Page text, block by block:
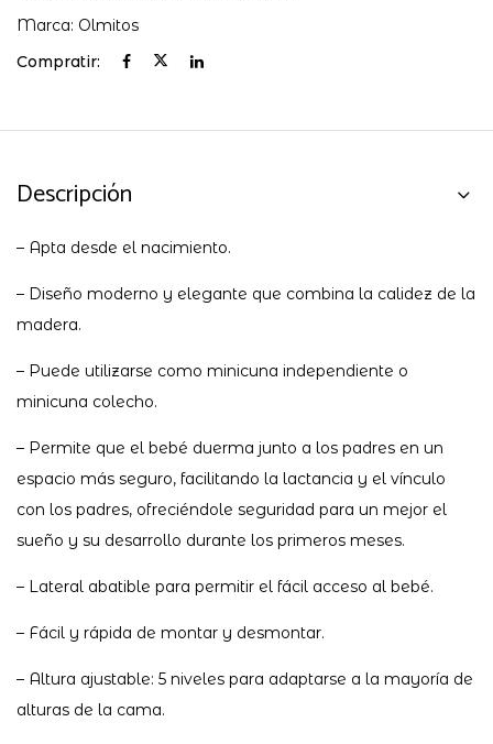
Marca: Olmitos
Compratir:
Descripción
– Apta desde el nacimiento.
– Diseño moderno y elegante que combina la calidez de la
madera.
– Puede utilizarse como minicuna independiente o
minicuna colecho.
– Permite que el bebé duerma junto a los padres en un
espacio más seguro, facilitando la lactancia y el vínculo
con los padres, ofreciéndole seguridad para un mejor el
sueño y su desarrollo durante los primeros meses.
– Lateral abatible para permitir el fácil acceso al bebé.
– Fácil y rápida de montar y desmontar.
– Altura ajustable: 5 niveles para adaptarse a la mayoría de
alturas de la cama.